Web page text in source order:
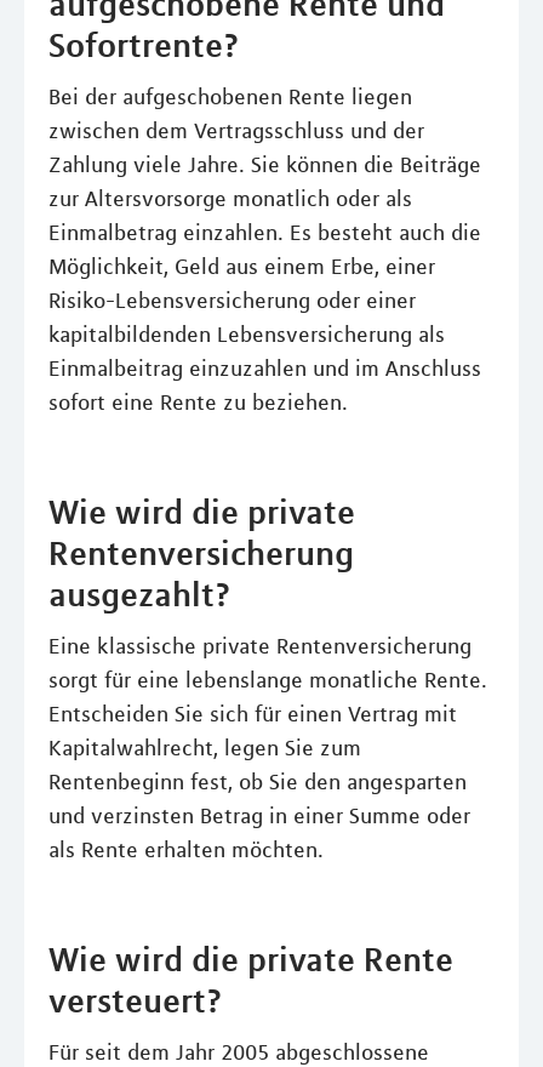
Sofortrente?
Bei der aufgeschobenen Rente liegen
zwischen dem Vertragsschluss und der
Zahlung viele Jahre. Sie können die Beiträge
zur Altersvorsorge monatlich oder als
Einmalbetrag einzahlen. Es besteht auch die
Möglichkeit, Geld aus einem Erbe, einer
Risiko-Lebensversicherung oder einer
kapitalbildenden Lebensversicherung als
Einmalbeitrag einzuzahlen und im Anschluss
sofort eine Rente zu beziehen.
Wie wird die private
Rentenversicherung
ausgezahlt?
Eine klassische private Rentenversicherung
sorgt für eine lebenslange monatliche Rente.
Entscheiden Sie sich für einen Vertrag mit
Kapitalwahlrecht, legen Sie zum
Rentenbeginn fest, ob Sie den angesparten
und verzinsten Betrag in einer Summe oder
als Rente erhalten möchten.
Wie wird die private Rente
versteuert?
Für seit dem Jahr 2005 abgeschlossene